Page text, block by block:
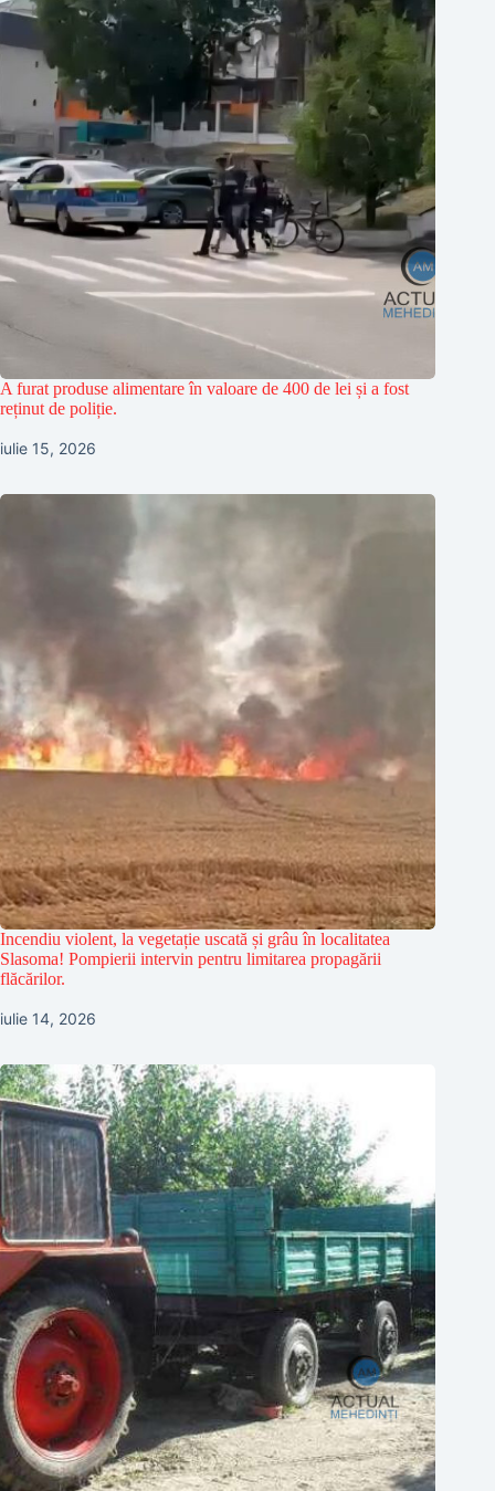
A furat produse alimentare în valoare de 400 de lei și a fost
reținut de poliție.
iulie 15, 2026
Incendiu violent, la vegetație uscată și grâu în localitatea
Slasoma! Pompierii intervin pentru limitarea propagării
flăcărilor.
iulie 14, 2026